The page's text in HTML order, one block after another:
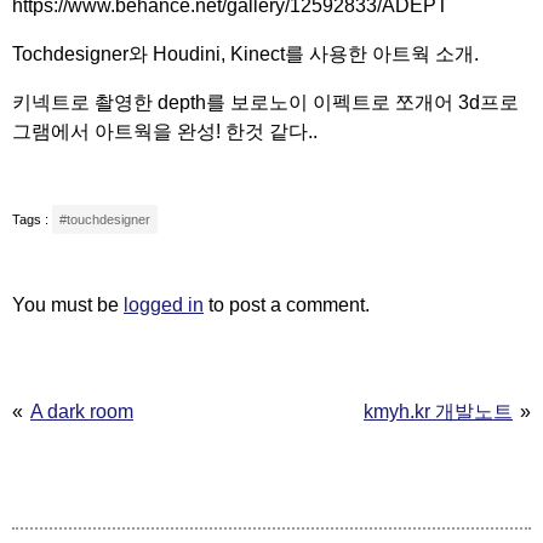
https://www.behance.net/gallery/12592833/ADEPT
Tochdesigner와 Houdini, Kinect를 사용한 아트웍 소개.
키넥트로 촬영한 depth를 보로노이 이펙트로 쪼개어 3d프로
그램에서 아트웍을 완성! 한것 같다..
Tags : #touchdesigner
You must be logged in to post a comment.
Post
A dark room kmyh.kr 개발노트